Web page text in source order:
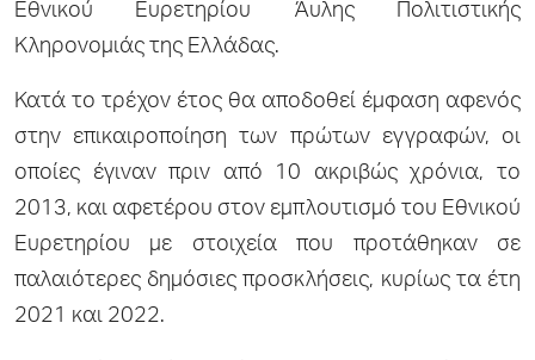
Εθνικού Ευρετηρίου Άυλης Πολιτιστικής
Κληρονομιάς της Ελλάδας.
Κατά το τρέχον έτος θα αποδοθεί έμφαση αφενός
στην επικαιροποίηση των πρώτων εγγραφών, οι
οποίες έγιναν πριν από 10 ακριβώς χρόνια, το
2013, και αφετέρου στον εμπλουτισμό του Εθνικού
Ευρετηρίου με στοιχεία που προτάθηκαν σε
παλαιότερες δημόσιες προσκλήσεις, κυρίως τα έτη
2021 και 2022.